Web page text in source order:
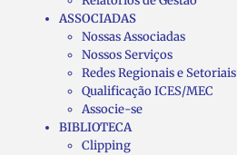
ASSOCIADAS
Nossas Associadas
Nossos Serviços
Redes Regionais e Setoriais
Qualificação ICES/MEC
Associe-se
BIBLIOTECA
Clipping